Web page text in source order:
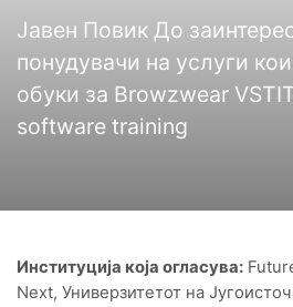
Јавен Повик До
понудувачи на услуги
обуки зa Browzwear
software training
Институција која огласува:
Next, Универзитетот на